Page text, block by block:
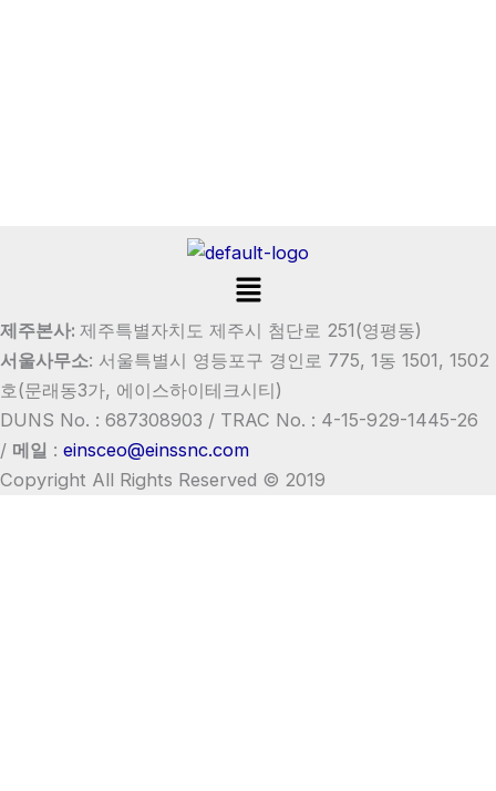
Menu
제주본사: 제주특별자치도 제주시 첨단로 251(영평동)
서울사무소: 서울특별시 영등포구 경인로 775, 1동 1501, 1502
호(문래동3가, 에이스하이테크시티)
DUNS No. : 687308903 / TRAC No. : 4-15-929-1445-26
/ 메일 : einsceo@einssnc.com
Copyright All Rights Reserved © 2019